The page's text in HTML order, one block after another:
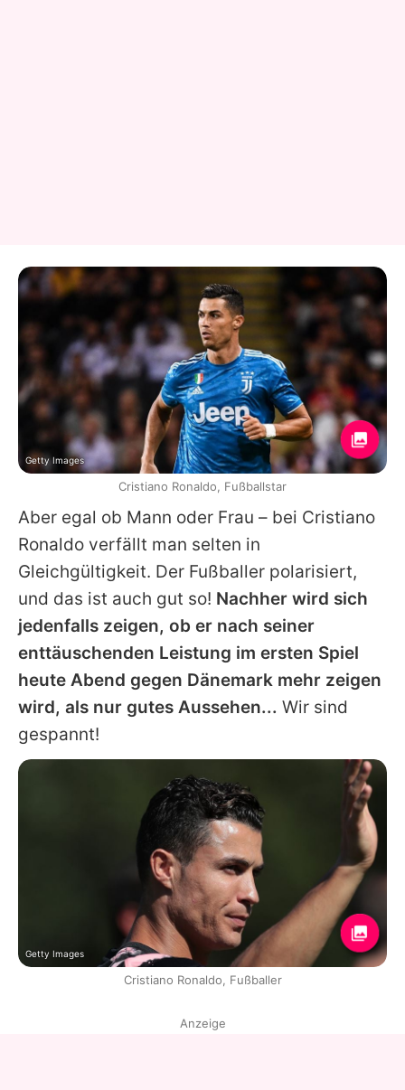
Aber egal ob Mann oder Frau – bei Cristiano
Ronaldo verfällt man selten in
Gleichgültigkeit. Der Fußballer polarisiert,
und das ist auch gut so! Nachher wird sich
jedenfalls zeigen, ob er nach seiner
enttäuschenden Leistung im ersten Spiel
heute Abend gegen Dänemark mehr zeigen
wird, als nur gutes Aussehen... Wir sind
gespannt!
Getty Images
Cristiano Ronaldo, Fußballstar
Getty Images
Cristiano Ronaldo, Fußballer
Anzeige